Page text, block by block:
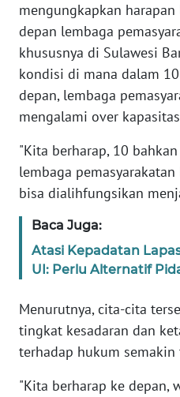
mengungkapkan
depan lembaga
khususnya di Sulawesi
kondisi di mana dalam
depan, lembaga
mengalami over
"Kita berharap, 10
lembaga
bisa dialihfungsikan
Baca Juga:
Atasi Kepadatan
UI: Perlu Alternatif
Menurutnya, cita-cita
tingkat kesadaran dan
terhadap hukum
"Kita berharap ke depan,
NTT
WN
KEPRI
WN
WN
PAPUA
WN
RIAU
WN
SERAMBI
JAMBI